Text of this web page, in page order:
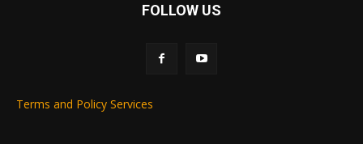
FOLLOW US
Terms and Policy Services